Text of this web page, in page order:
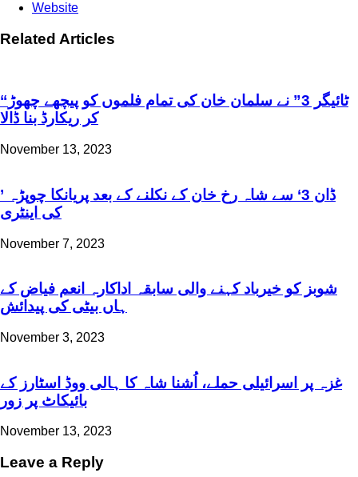
Website
Related Articles
“ٹائیگر 3” نے سلمان خان کی تمام فلموں کو پیچھے چھوڑ
کر ریکارڈ بنا ڈالا
November 13, 2023
’ ڈان 3‘ سے شاہ رخ خان کے نکلنے کے بعد پریانکا چوپڑہ
کی اینٹری
November 7, 2023
شوبز کو خیرباد کہنے والی سابقہ اداکارہ انعم فیاض کے
ہاں بیٹی کی پیدائش
November 3, 2023
غزہ پر اسرائیلی حملے، اُشنا شاہ کا ہالی ووڈ اسٹارز کے
بائیکاٹ پر زور
November 13, 2023
Leave a Reply